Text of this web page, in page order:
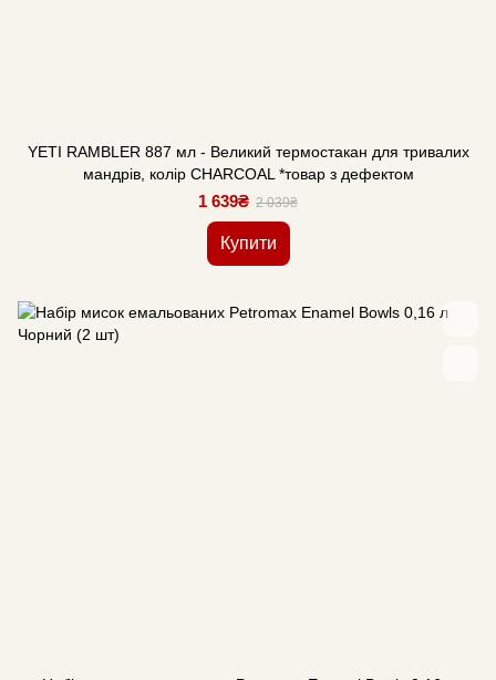
YETI RAMBLER 887 мл - Великий термостакан для тривалих
мандрів, колір CHARCOAL *товар з дефектом
1 639₴ 2 039₴
Купити